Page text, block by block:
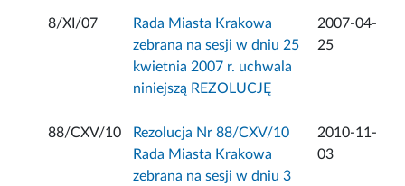
8/XI/07
Rada Miasta Krakowa
zebrana na sesji w dniu 25
kwietnia 2007 r. uchwala
niniejszą REZOLUCJĘ
2007-04-
25
88/CXV/10
Rezolucja Nr 88/CXV/10
Rada Miasta Krakowa
zebrana na sesji w dniu 3
2010-11-
03